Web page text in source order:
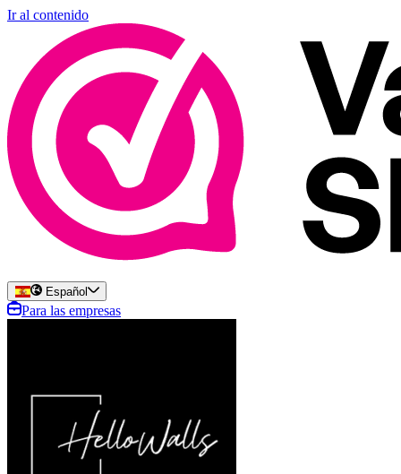
Ir al contenido
Español
Para las empresas